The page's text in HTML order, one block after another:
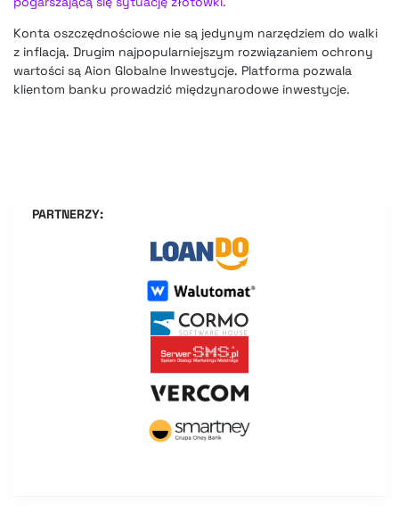
Konta oszczędnościowe nie są jedynym narzędziem do walki
z inflacją. Drugim najpopularniejszym rozwiązaniem ochrony
wartości są Aion Globalne Inwestycje. Platforma pozwala
klientom banku prowadzić międzynarodowe inwestycje.
PARTNERZY: